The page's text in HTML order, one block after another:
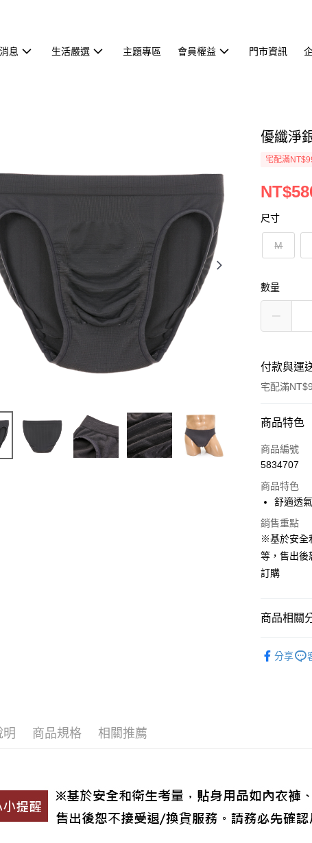
息 生活嚴選 主題專區 會員權益 門市資訊
優纖淨
宅配滿
尺寸
M
數量
付款與運
宅配滿
付款方式
信用卡一次
Apple Pay
悠遊付
全盈+PAY
商品特色
商品編號
5834707
商品特色
舒適透
銷售重點
※基於安全
等，售出後
訂購
商品相關
分享
明 商品規格 相關推薦